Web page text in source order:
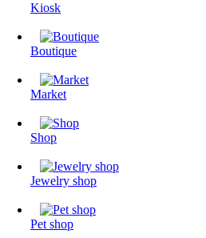
Kiosk
Boutique
Market
Shop
Jewelry shop
Pet shop